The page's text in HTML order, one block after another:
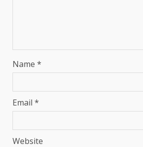
Name *
Email *
Website